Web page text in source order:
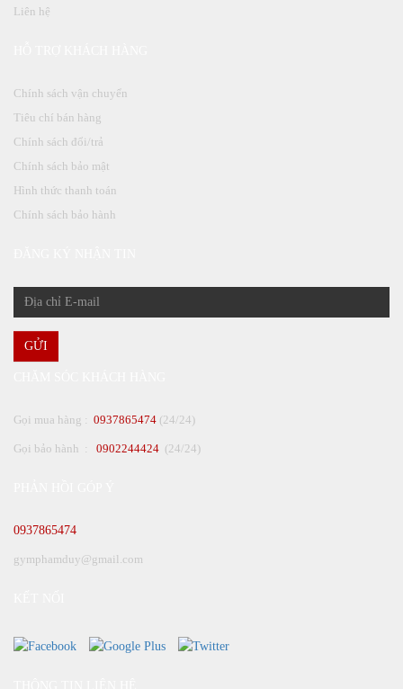
Liên hệ
Chính sách vận chuyển
Tiêu chí bán hàng
Chính sách đổi/trả
Chính sách bảo mật
Hình thức thanh toán
Chính sách bảo hành
GỬI
Gọi mua hàng : 0937865474 (24/24)
Gọi bảo hành : 0902244424 (24/24)
0937865474
gymphamduy@gmail.com